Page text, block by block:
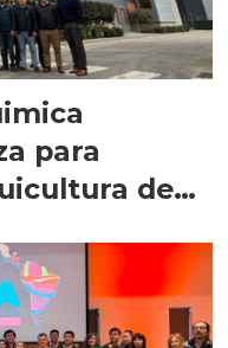
para
de